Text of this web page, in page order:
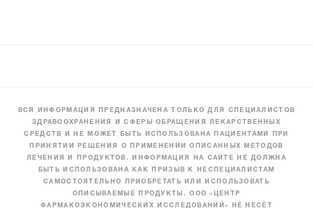
ВСЯ ИНФОРМАЦИЯ ПРЕДНАЗНАЧЕНА ТОЛЬКО ДЛЯ СПЕЦИАЛИСТОВ
ЗДРАВООХРАНЕНИЯ И СФЕРЫ ОБРАЩЕНИЯ ЛЕКАРСТВЕННЫХ
СРЕДСТВ И НЕ МОЖЕТ БЫТЬ ИСПОЛЬЗОВАНА ПАЦИЕНТАМИ ПРИ
ПРИНЯТИИ РЕШЕНИЯ О ПРИМЕНЕНИИ ОПИСАННЫХ МЕТОДОВ
ЛЕЧЕНИЯ И ПРОДУКТОВ. ИНФОРМАЦИЯ НА САЙТЕ НЕ ДОЛЖНА
БЫТЬ ИСПОЛЬЗОВАНА КАК ПРИЗЫВ К НЕСПЕЦИАЛИСТАМ
САМОСТОЯТЕЛЬНО ПРИОБРЕТАТЬ ИЛИ ИСПОЛЬЗОВАТЬ
ОПИСЫВАЕМЫЕ ПРОДУКТЫ. ООО «ЦЕНТР
ФАРМАКОЭКОНОМИЧЕСКИХ ИССЛЕДОВАНИЙ» НЕ НЕСЁТ